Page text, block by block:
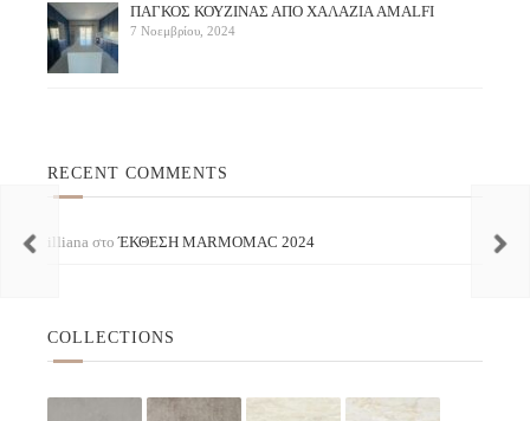
ΠAΓΚΟΣ ΚΟΥΖΙΝΑΣ ΑΠΟ ΧΑΛΑΖΙΑ AMALFI
7 Νοεμβρίου, 2024
RECENT COMMENTS
illiana στοΈΚΘΕΣΗ ΜARMOMAC 2024
COLLECTIONS